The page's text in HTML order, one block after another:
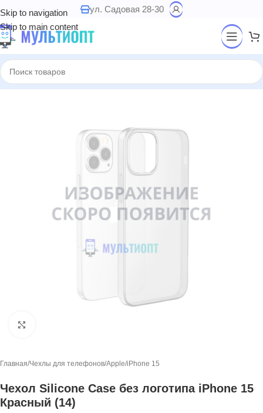
Skip to navigation
Skip to main content
ул. Садовая 28-30
Главная/Чехлы для телефонов/Apple/iPhone 15
Чехол Silicone Case без логотипа iPhone 15
Красный (14)